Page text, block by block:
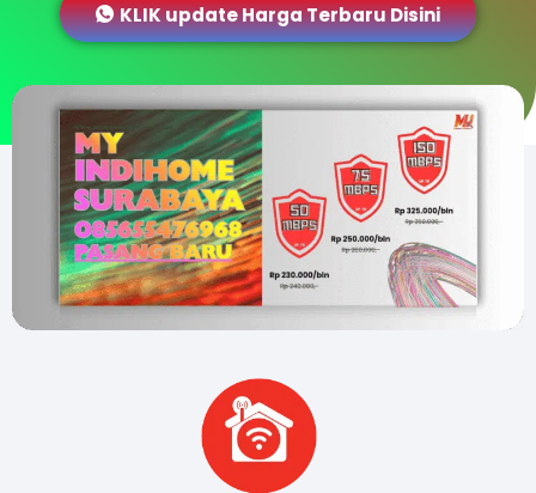
KLIK update Harga Terbaru Disini